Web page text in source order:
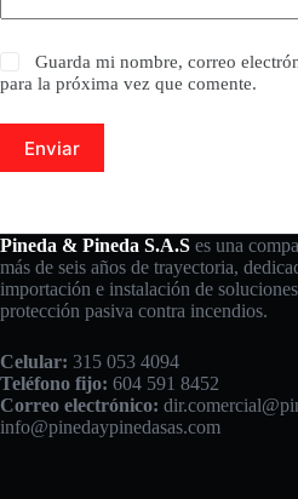
Guarda mi nombre, correo
para la próxima vez que comente.
Enviar
Pineda & Pineda S.A.S es una
más de seis años de trayectoria,
importación e instalación de
protección pasiva contra incendios.
Celular: 315 053 4094
Teléfono fijo: 604 591 8452
Correo electrónico:
info@pinedaypinedasas.com